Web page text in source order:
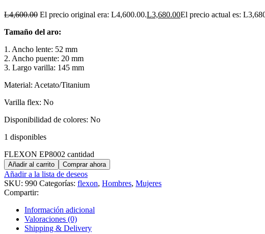
L4,600.00 El precio original era: L4,600.00.L3,680.00El precio actual es:
Tamaño del aro:
1. Ancho lente: 52 mm
2. Ancho puente: 20 mm
3. Largo varilla: 145 mm
Material: Acetato/Titanium
Varilla flex: No
Disponibilidad de colores: No
1 disponibles
FLEXON EP8002 cantidad
Añadir al carrito Comprar ahora
Añadir a la lista de deseos
SKU: 990 Categorías: flexon, Hombres, Mujeres
Compartir:
Información adicional
Valoraciones (0)
Shipping & Delivery